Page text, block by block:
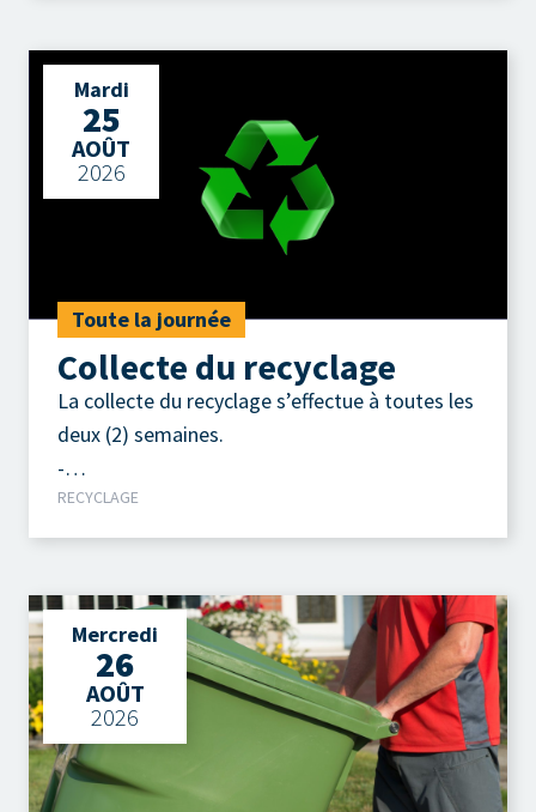
Mardi
25
AOÛT
2026
Toute la journée
Collecte du recyclage
La collecte du recyclage s’effectue à toutes les
deux (2) semaines.
-
Contenants, emballages, imprimés.
RECYCLAGE
Mercredi
26
AOÛT
2026